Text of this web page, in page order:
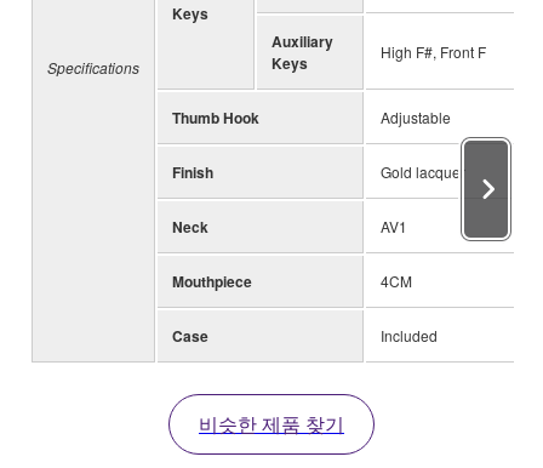
Specifications
Keys
Auxiliary
Keys
High F#, Front F
Thumb Hook Adjustable
Finish Gold lacquer
Neck AV1
Mouthpiece 4CM
Case Included
비슷한 제품 찾기